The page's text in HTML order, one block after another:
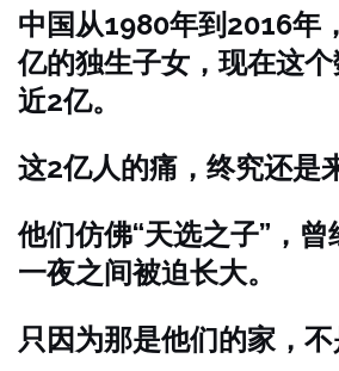
中国从1980年到2016年
亿的独生子女，现在这
近2亿。
这2亿人的痛，终究还是
他们仿佛“天选之子”，
一夜之间被迫长大。
只因为那是他们的家，不